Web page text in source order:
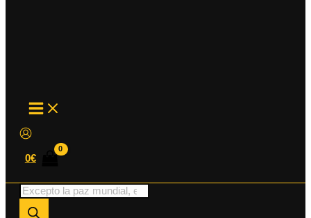
MAIN
MENU
0€
Búsqueda
de
productos